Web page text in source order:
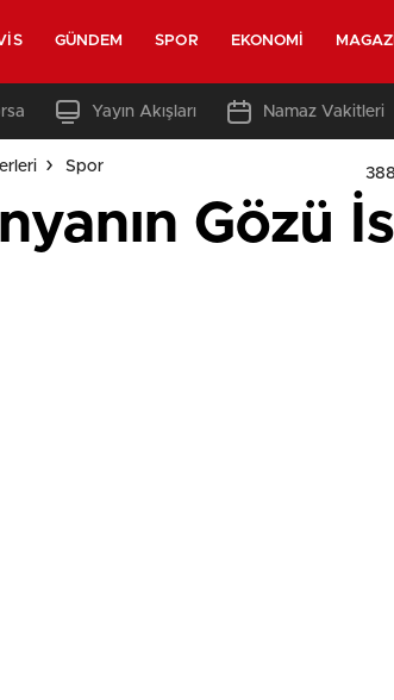
GÜNDEM SPOR EKONOMI
Yayın Akışları Namaz Vakitleri
Spor
Gözü